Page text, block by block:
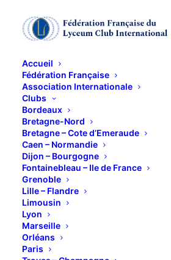
Accueil
Fédération Française
Association Internationale
Clubs
Bordeaux
Bretagne-Nord
Bretagne – Cote d’Emeraude
Caen – Normandie
Dijon – Bourgogne
Fontainebleau – Ile de France
Grenoble
Lille – Flandre
Limousin
Lyon
Marseille
Orléans
Paris
Exposition
Avant les Romains étaient les